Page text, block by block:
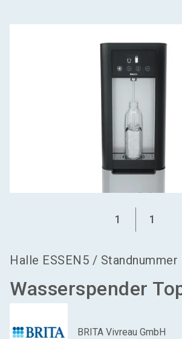
1 1
Halle ESSEN5 / Standnummer
Wasserspender
BRITA Vivreau GmbH